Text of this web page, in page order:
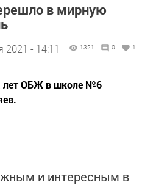
в мирную
2021 - 14:11 1321 0 1
лет ОБЖ в школе №6
и интересным в